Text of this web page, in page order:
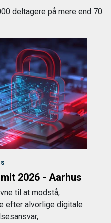
deltagere på mere end 70
2026 - Aarhus
til at modstå,
efter alvorlige digitale